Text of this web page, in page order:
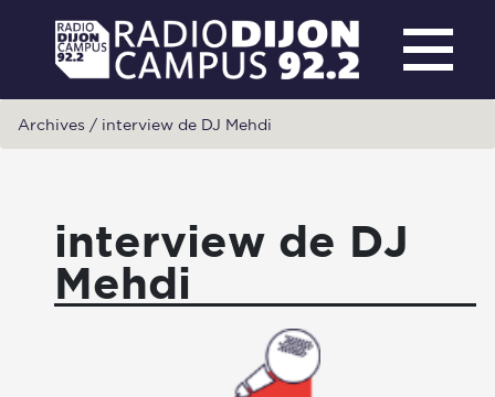
Archives / interview de DJ Mehdi
interview de DJ
Mehdi